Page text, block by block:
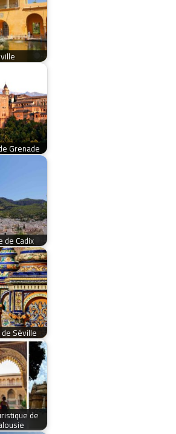
Grenade
de Cadix
Séville
de